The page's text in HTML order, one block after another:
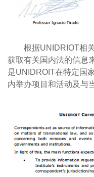
根据UNIDRIOT相
获取有关国内法的信息
是UNIDROIT在特定国
内举办项目和活动及与